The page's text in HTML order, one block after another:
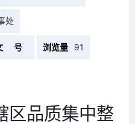
处
号 浏览量 91
区品质集中整